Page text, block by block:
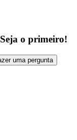
o primeiro!
uma pergunta